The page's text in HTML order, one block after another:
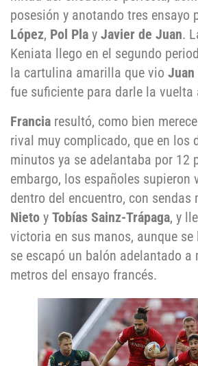
posesión y anotando tres ensayo
López, Pol Pla y Javier de Juan.
Keniata llego en el segundo
la cartulina amarilla que vio Juan
fue suficiente para darle la vuelta
Francia resultó, como bien
rival muy complicado, que en los
minutos ya se adelantaba por 12
embargo, los españoles supieron
dentro del encuentro, con sendas
Nieto y Tobías Sainz-Trápaga, y
victoria en sus manos, aunque se
se escapó un balón adelantado a
metros del ensayo francés.